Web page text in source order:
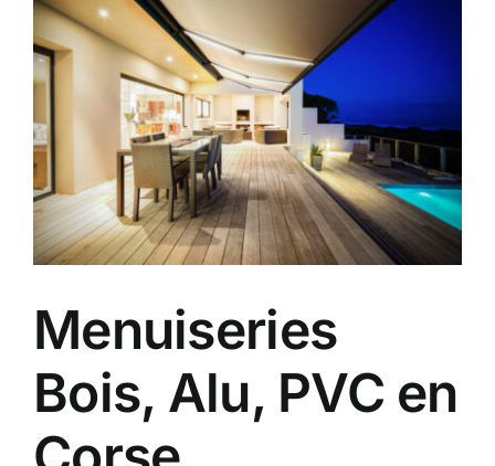
Contact
A propos
Clients
l'image
agrandie
Menuiseries
Bois, Alu, PVC en